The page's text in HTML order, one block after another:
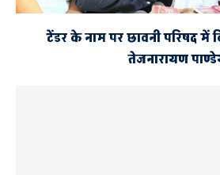
टेंडर के नाम पर छावनी परिषद में
तेजनारायण